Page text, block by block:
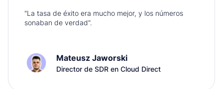
"La tasa de éxito era mucho mejor, y los números
sonaban de verdad".
Mateusz Jaworski
Director de SDR en Cloud Direct